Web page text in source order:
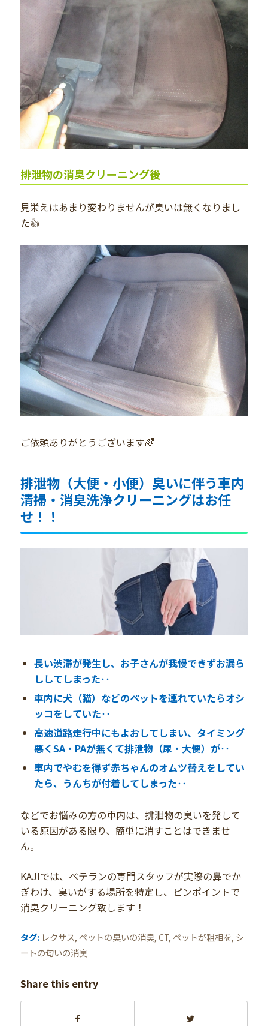
排泄物の消臭クリーニング後
見栄えはあまり変わりませんが臭いは無くなりまし
た👍
ご依頼ありがとうございます🌈
排泄物（大便・小便）臭いに伴う車内
清掃・消臭洗浄クリーニングはお任
せ！！
長い渋滞が発生し、お子さんが我慢できずお漏ら
ししてしまった‥
車内に犬（猫）などのペットを連れていたらオシ
ッコをしていた‥
高速道路走行中にもよおしてしまい、タイミング
悪くSA・PAが無くて排泄物（尿・大便）が‥
車内でやむを得ず赤ちゃんのオムツ替えをしてい
たら、うんちが付着してしまった‥
などでお悩みの方の車内は、排泄物の臭いを発して
いる原因がある限り、簡単に消すことはできませ
ん。
KAJIでは、ベテランの専門スタッフが実際の鼻でか
ぎわけ、臭いがする場所を特定し、ピンポイントで
消臭クリーニング致します！
タグ: レクサス,ペットの臭いの消臭,CT,ペットが粗相を, シ
ートの匂いの消臭
Share this entry